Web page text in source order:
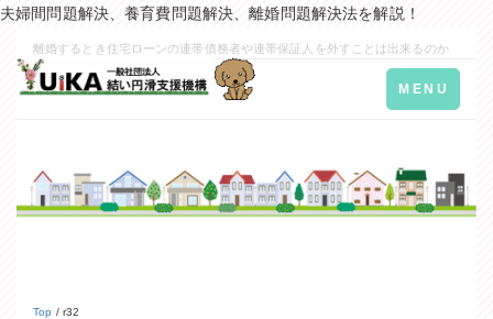
夫婦間問題解決、養育費問題解決、離婚問題解決法を解説！
離婚するとき住宅ローンの連帯債務者や連帯保証人を外すことは出来るのか
Toggle
navigation
MENU
Top / r32